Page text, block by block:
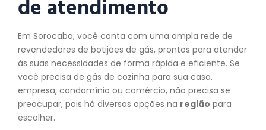
de atendimento
Em Sorocaba, você conta com uma ampla rede de
revendedores de botijões de gás, prontos para atender
às suas necessidades de forma rápida e eficiente. Se
você precisa de gás de cozinha para sua casa,
empresa, condomínio ou comércio, não precisa se
preocupar, pois há diversas opções na região para
escolher.